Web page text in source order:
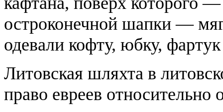
остроконечной шапки —
одевали кофту, юбку,
Литовская шляхта в
право евреев относительно